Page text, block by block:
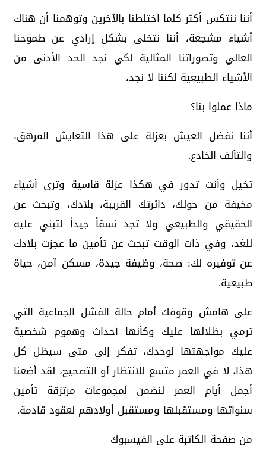
أننا ننتكس أكثر كلما اختلطنا بالآخرين وتوهمنا أن هناك
أشياء مشجعة، أننا نتخلى بشكل إرادي عن طموحنا
العالي وتصوراتنا المثالية لكي نجد الحد الأدنى من
الأشياء الطبيعية لكننا لا نجد،
ماذا عملوا بنا؟
أننا نفضل العيش بعزلة على هذا التعايش المرهق،
والتآلف الخادع.
تخيل وأنت تدور في هكذا عزلة قاسية وترى أشياء
مخيفة من حولك، دائرتك القريبة، بلادك، وتبحث عن
الحقيقي والطبيعي ولا تجد نسقاً جيداً لتبني عليه
للغد، وفي ذات الوقت تبحث عن تأمين ما عجزت بلادك
عن توفيره لك: صحة، وظيفة جيدة، مسكن آمن، حياة
طبيعية.
على هامش وقوفك أمام حالة الفشل الجماعية التي
ترمي بظلالها عليك وكأنها أحداث وهموم شخصية
عليك مواجهتها لوحدك، تفكر إلى متى سيظل كل
هذا، لا في العمر متسع للانتظار أو التصحيح، لقد أضعنا
أجمل أيام العمر لنضمن لمجموعات مرتزقة تأمين
سنواتها ومستقبلها ومستقبل أولادهم لعقود قادمة.
من صفحة الكاتبة على الفيسبوك